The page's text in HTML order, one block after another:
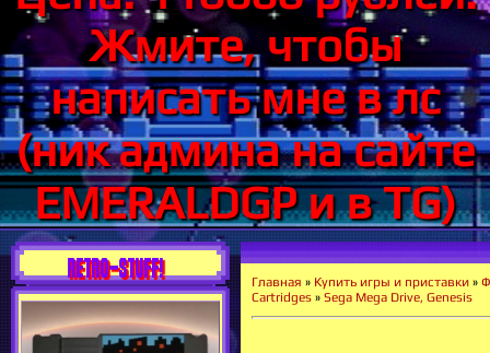
Жмите, чтобы
написать мне в лс
(ник админа на сайте
EMERALDGP и в TG)
RETRO-STUFF! Главная » Купить игры и приставки »
Cartridges » Sega Mega Drive, Genesis